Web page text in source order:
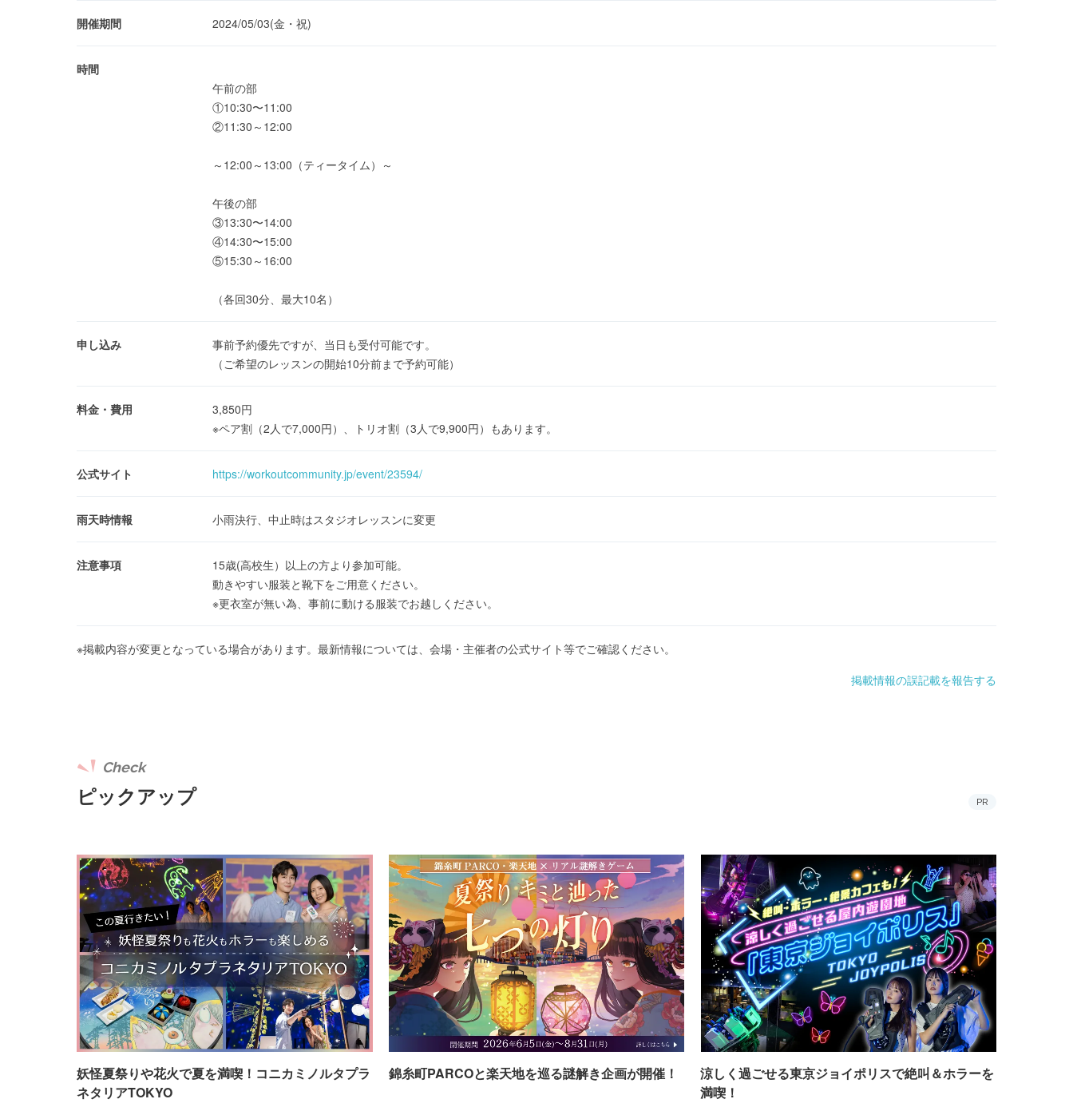
開催期間 2024/05/03(金・祝)
時間
午前の部
①10:30〜11:00
②11:30～12:00
～12:00～13:00（ティータイム）～
午後の部
③13:30〜14:00
④14:30〜15:00
⑤15:30～16:00
（各回30分、最大10名）
申し込み
事前予約優先ですが、当日も受付可能です。
（ご希望のレッスンの開始10分前まで予約可能）
料金・費用
3,850円
※ペア割（2人で7,000円）、トリオ割（3人で9,900円）もあります。
公式サイト https://workoutcommunity.jp/event/23594/
雨天時情報 小雨決行、中止時はスタジオレッスンに変更
注意事項
15歳(高校生）以上の⽅より参加可能。
動きやすい服装と靴下をご⽤意ください。
※更衣室が無い為、事前に動ける服装でお越しください。
※掲載内容が変更となっている場合があります。最新情報については、会場・主催者の公式サイト等でご確認ください。
掲載情報の誤記載を報告する
ピックアップ
Check
PR
妖怪夏祭りや花火で夏を満喫！コニカミノルタプラ
ネタリアTOKYO
錦糸町PARCOと楽天地を巡る謎解き企画が開催！
涼しく過ごせる東京ジョイポリスで絶叫＆ホラーを
満喫！